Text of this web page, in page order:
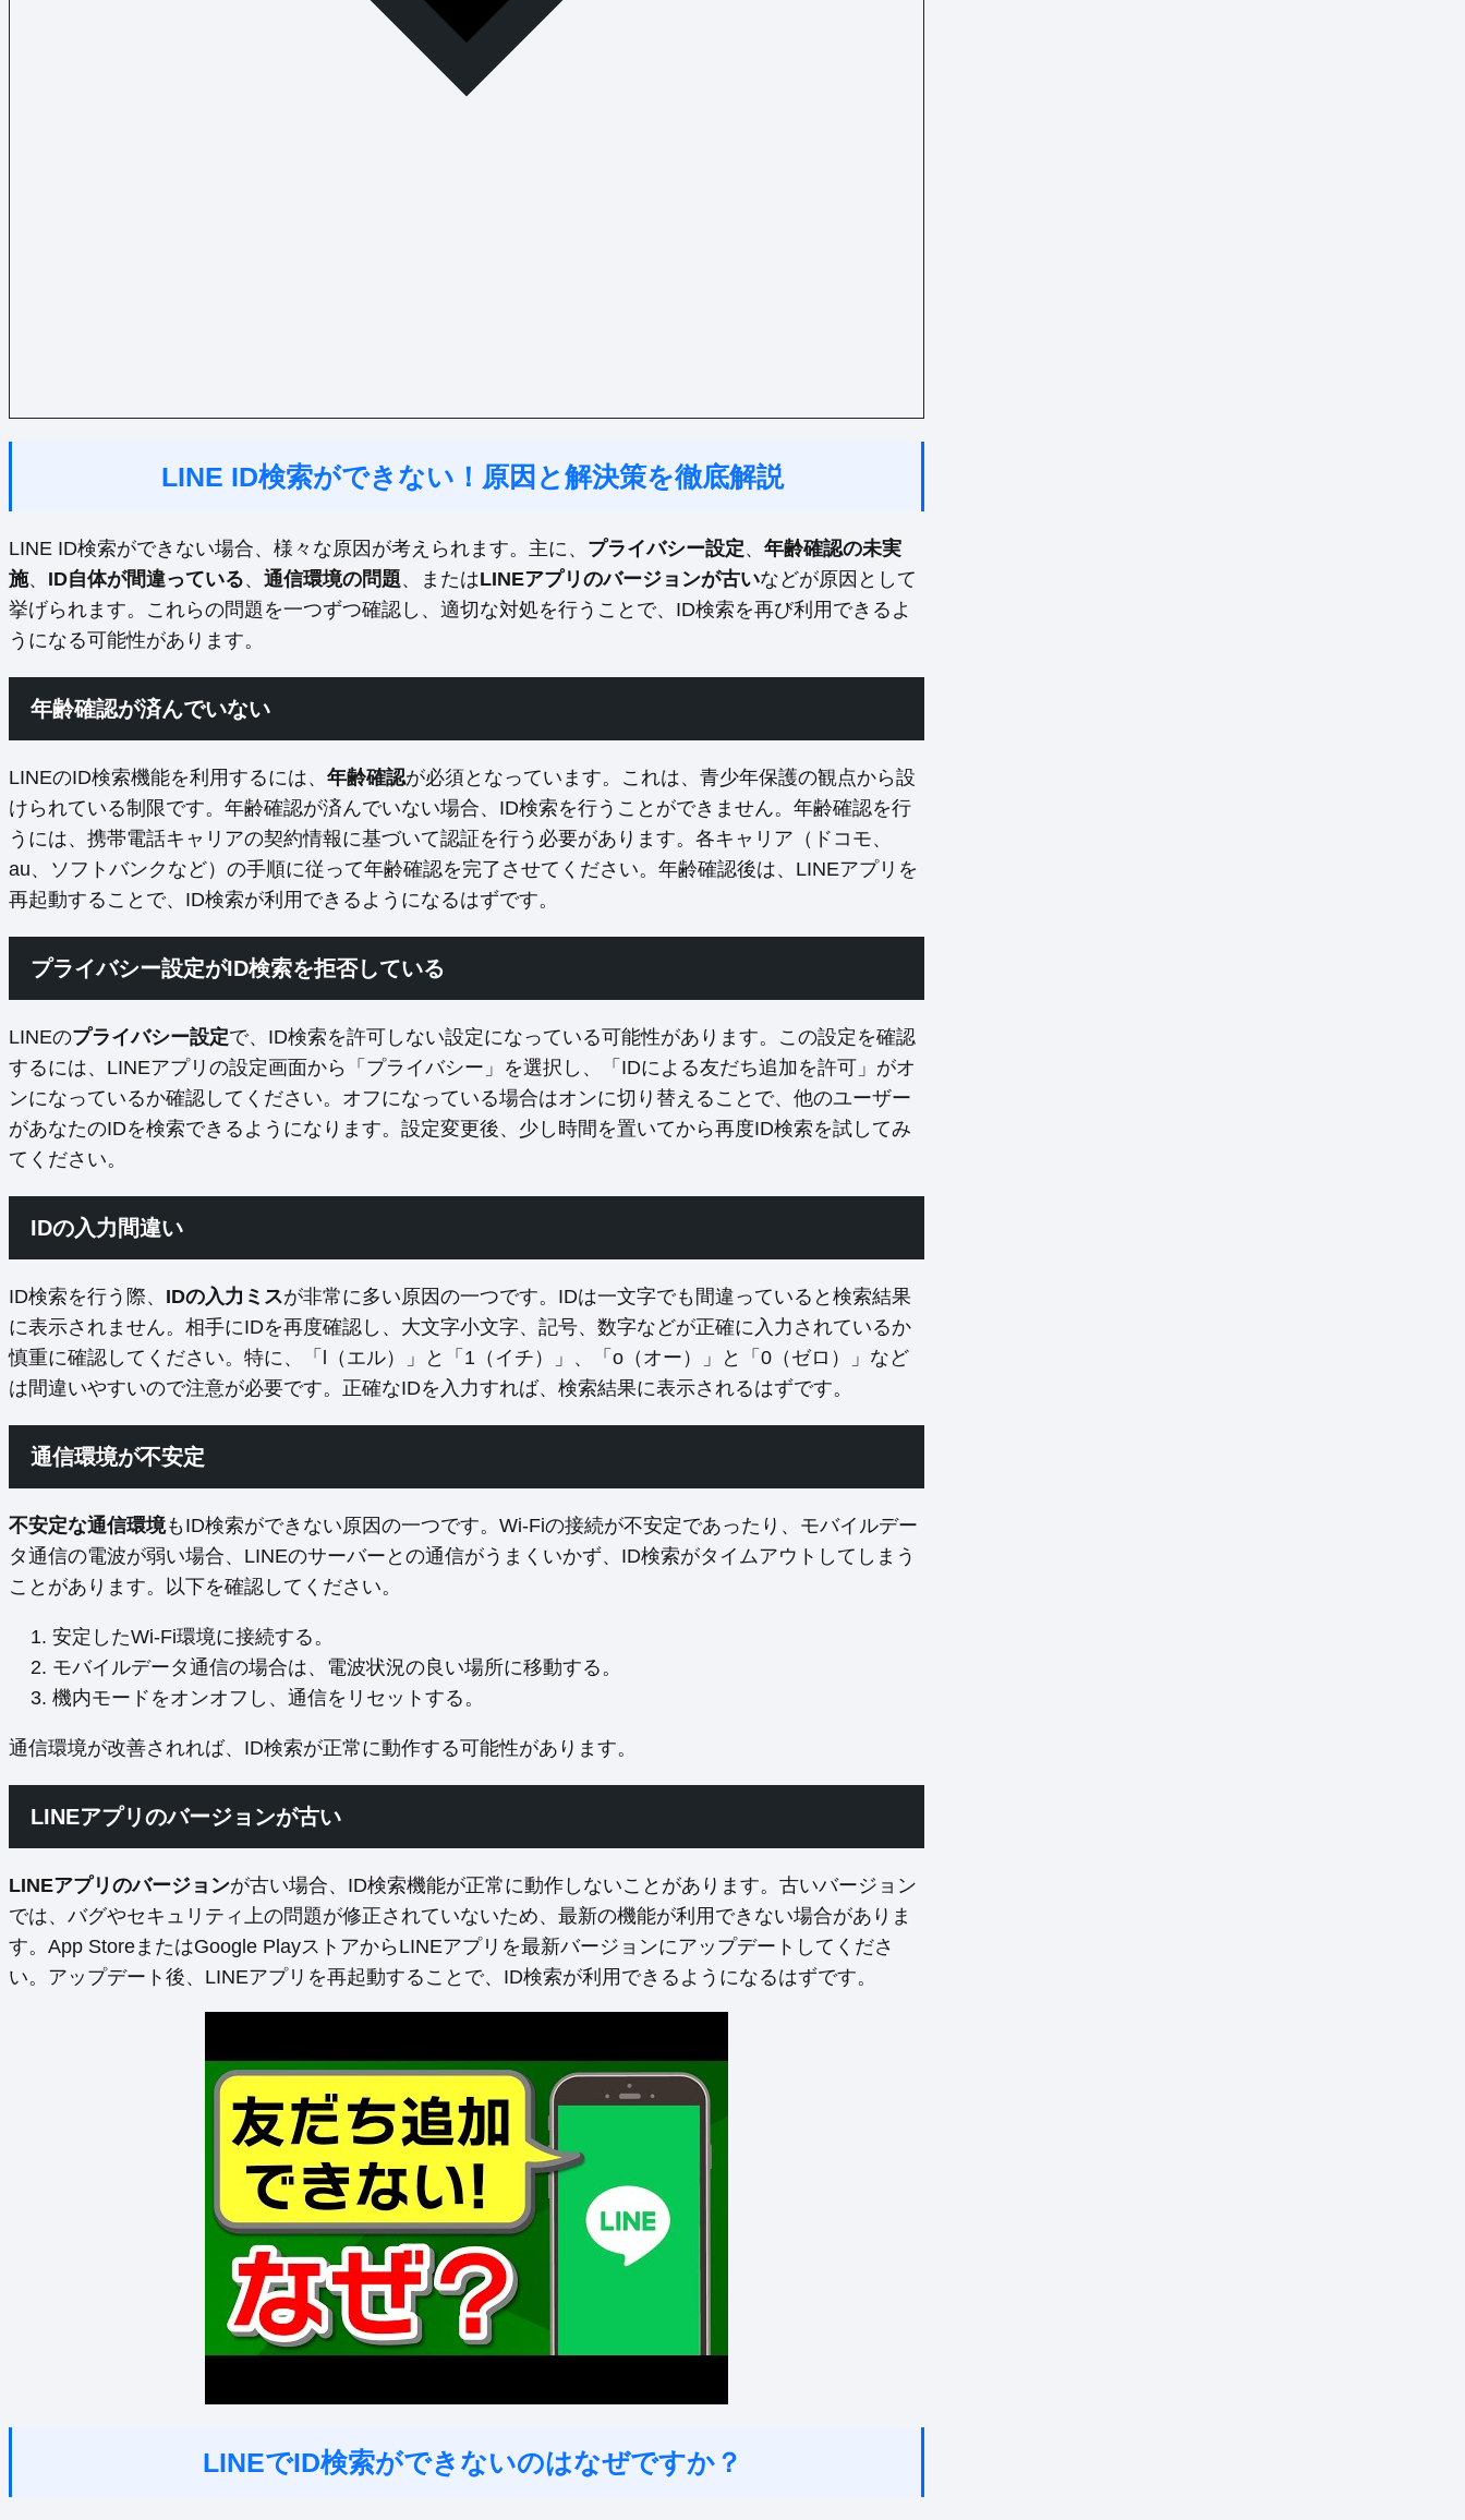
LINE ID検索ができない！原因と解決策を徹底解説
LINE ID検索ができない場合、様々な原因が考えられます。主に、 プライバシー設定、 年齢確認の未実
施、 ID自体が間違っている、 通信環境の問題、またはLINEアプリのバージョンが古いなどが原因として
挙げられます。これらの問題を一つずつ確認し、適切な対処を行うことで、ID検索を再び利用できるよ
うになる可能性があります。
年齢確認が済んでいない
LINEのID検索機能を利用するには、 年齢確認が必須となっています。これは、青少年保護の観点から設
けられている制限です。年齢確認が済んでいない場合、ID検索を行うことができません。年齢確認を行
うには、携帯電話キャリアの契約情報に基づいて認証を行う必要があります。各キャリア（ドコモ、
au、ソフトバンクなど）の手順に従って年齢確認を完了させてください。年齢確認後は、LINEアプリを
再起動することで、ID検索が利用できるようになるはずです。
プライバシー設定がID検索を拒否している
LINEのプライバシー設定で、ID検索を許可しない設定になっている可能性があります。この設定を確認
するには、LINEアプリの設定画面から「プライバシー」を選択し、「IDによる友だち追加を許可」がオ
ンになっているか確認してください。オフになっている場合はオンに切り替えることで、他のユーザー
があなたのIDを検索できるようになります。設定変更後、少し時間を置いてから再度ID検索を試してみ
てください。
IDの入力間違い
ID検索を行う際、 IDの入力ミスが非常に多い原因の一つです。IDは一文字でも間違っていると検索結果
に表示されません。相手にIDを再度確認し、大文字小文字、記号、数字などが正確に入力されているか
慎重に確認してください。特に、「l（エル）」と「1（イチ）」、「o（オー）」と「0（ゼロ）」など
は間違いやすいので注意が必要です。正確なIDを入力すれば、検索結果に表示されるはずです。
通信環境が不安定
不安定な通信環境もID検索ができない原因の一つです。Wi-Fiの接続が不安定であったり、モバイルデー
タ通信の電波が弱い場合、LINEのサーバーとの通信がうまくいかず、ID検索がタイムアウトしてしまう
ことがあります。以下を確認してください。
安定したWi-Fi環境に接続する。
モバイルデータ通信の場合は、電波状況の良い場所に移動する。
機内モードをオンオフし、通信をリセットする。
通信環境が改善されれば、ID検索が正常に動作する可能性があります。
LINEアプリのバージョンが古い
LINEアプリのバージョンが古い場合、ID検索機能が正常に動作しないことがあります。古いバージョン
では、バグやセキュリティ上の問題が修正されていないため、最新の機能が利用できない場合がありま
す。App StoreまたはGoogle PlayストアからLINEアプリを最新バージョンにアップデートしてくださ
い。アップデート後、LINEアプリを再起動することで、ID検索が利用できるようになるはずです。
LINEでID検索ができないのはなぜですか？